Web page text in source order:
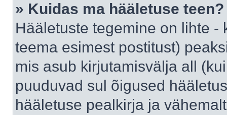
» Kuidas ma hääletuse teen?
Hääletuste tegemine on lihte
teema esimest postitust)
mis asub kirjutamisvälja all
puuduvad sul õigused
hääletuse pealkirja ja